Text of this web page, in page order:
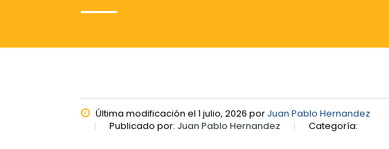
Última modificación el 1 julio, 2026 por Juan Pablo Hernandez
Publicado por: Juan Pablo Hernandez Categoría: